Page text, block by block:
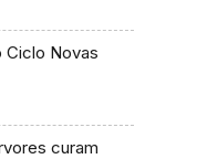
Ciclo Novas
curam